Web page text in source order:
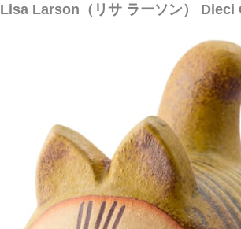
Lisa Larson（リサ ラーソン） Dieci